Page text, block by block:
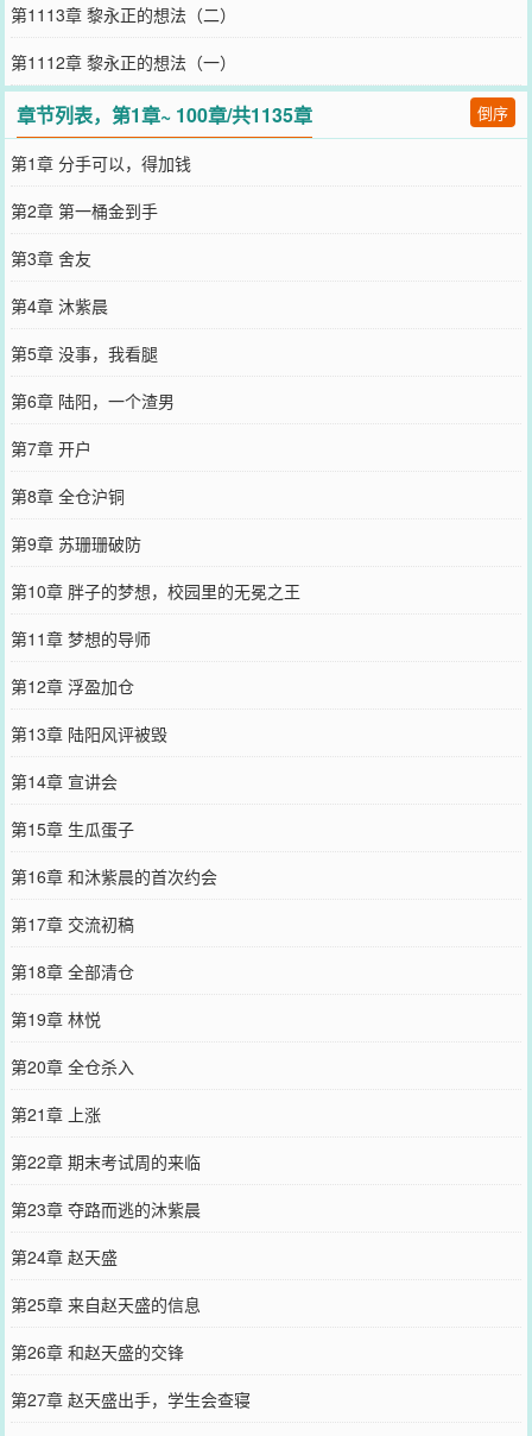
第1113章 黎永正的想法（二）
第1112章 黎永正的想法（一）
章节列表，第1章~ 100章/共1135章 倒序
第1章 分手可以，得加钱
第2章 第一桶金到手
第3章 舍友
第4章 沐紫晨
第5章 没事，我看腿
第6章 陆阳，一个渣男
第7章 开户
第8章 全仓沪铜
第9章 苏珊珊破防
第10章 胖子的梦想，校园里的无冕之王
第11章 梦想的导师
第12章 浮盈加仓
第13章 陆阳风评被毁
第14章 宣讲会
第15章 生瓜蛋子
第16章 和沐紫晨的首次约会
第17章 交流初稿
第18章 全部清仓
第19章 林悦
第20章 全仓杀入
第21章 上涨
第22章 期末考试周的来临
第23章 夺路而逃的沐紫晨
第24章 赵天盛
第25章 来自赵天盛的信息
第26章 和赵天盛的交锋
第27章 赵天盛出手，学生会查寝